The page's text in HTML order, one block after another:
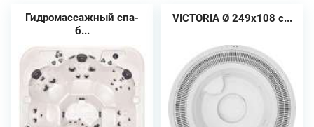
Гидромассажный спа-
б...
VICTORIA Ø 249х108 с...